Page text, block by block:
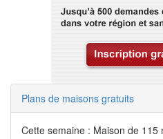
Plans de maisons gratuits
Cette semaine : Maison de 115